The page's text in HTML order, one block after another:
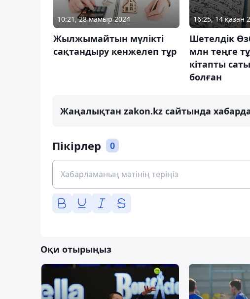
10:21, 28 мамыр 2024
Жылжымайтын мүлікті
сақтандыру кенжелеп тұр
16:25, 14 қазан
Шетелдік
млн теңге
кітапты
болған
Жаңалықтан zakon.kz сайтында
Пікірлер 0
Оқи отырыңыз